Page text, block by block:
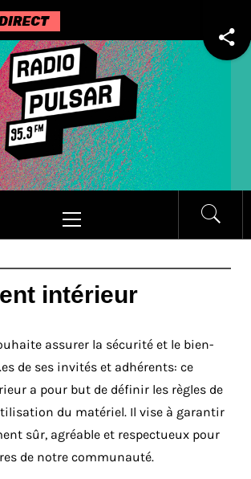
principal
intérieur
assurer la sécurité et le bien-
de ses invités et adhérents: ce
a pour but de définir les règles de
du matériel. Il vise à garantir
sûr, agréable et respectueux pour
de notre communauté.